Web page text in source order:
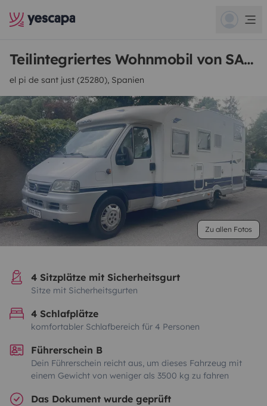
Teilintegriertes Wohnmobil von SANDRA
el pi de sant just (25280), Spanien
Zu allen Fotos
4 Sitzplätze mit Sicherheitsgurt
Sitze mit Sicherheitsgurten
4 Schlafplätze
komfortabler Schlafbereich für 4 Personen
Führerschein B
Dein Führerschein reicht aus, um dieses Fahrzeug mit
einem Gewicht von weniger als 3500 kg zu fahren
Das Dokument wurde geprüft